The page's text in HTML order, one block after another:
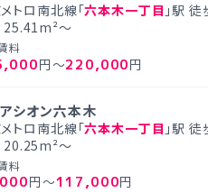
トロ南北線「六本木一丁目 」駅
25.41m²～
料
円～220,000円
シオン六本木
トロ南北線「六本木一丁目 」駅
20.25m²～
料
円～117,000円